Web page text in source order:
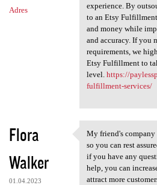
Adres
experience. By
to an Etsy
and money while
and accuracy. If you
requirements, we
Etsy Fulfillment to
level. https://
fulfillment-services/
Flora
Walker
01.04.2023
My friend's
My friend's company
so you can rest
if you have any
help, you can
attract more